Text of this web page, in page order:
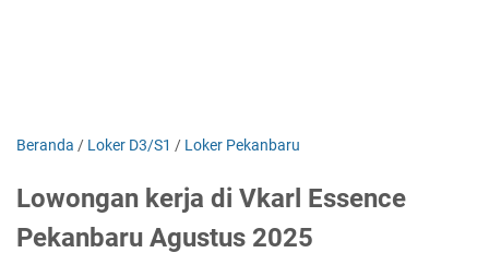
Beranda / Loker D3/S1 / Loker Pekanbaru
Lowongan kerja di Vkarl Essence
Pekanbaru Agustus 2025